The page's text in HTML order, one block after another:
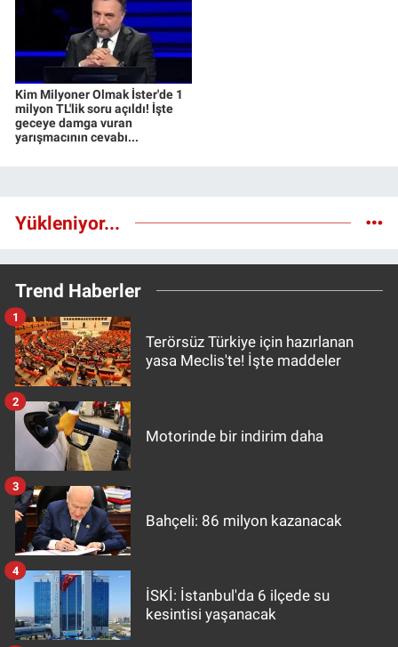
Kim Milyoner Olmak İster'de 1
milyon TL'lik soru açıldı! İşte
geceye damga vuran
yarışmacının cevabı...
Yükleniyor...
Trend Haberler
Terörsüz Türkiye için hazırlanan
yasa Meclis'te! İşte maddeler
1
Motorinde bir indirim daha
2
Bahçeli: 86 milyon kazanacak
3
İSKİ: İstanbul'da 6 ilçede su
kesintisi yaşanacak
4